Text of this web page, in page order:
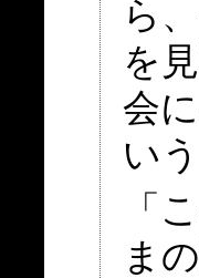
ら
を
会
い
「
ま